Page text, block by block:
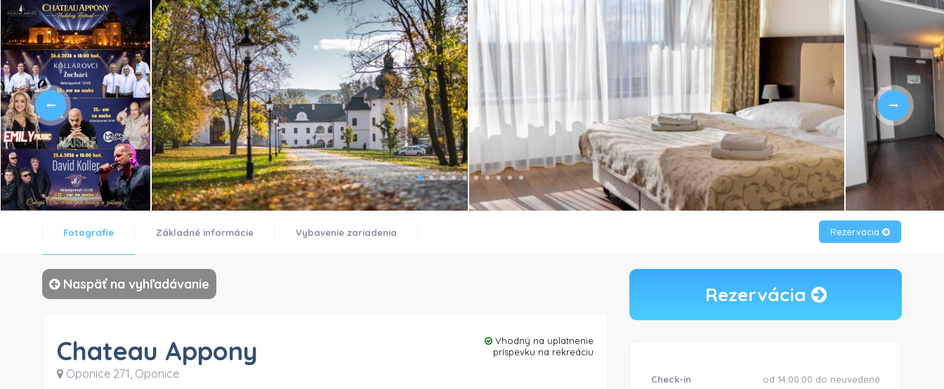
Fotografie Základné informácie Vybavenie zariadenia Rezervácia
Naspäť na vyhľadávanie
Chateau Appony
Oponice 271, Oponice
Vhodný na uplatnenie
príspevku na rekreáciu
Rezervácia
Check-in od 14:00:00 do neuvedené